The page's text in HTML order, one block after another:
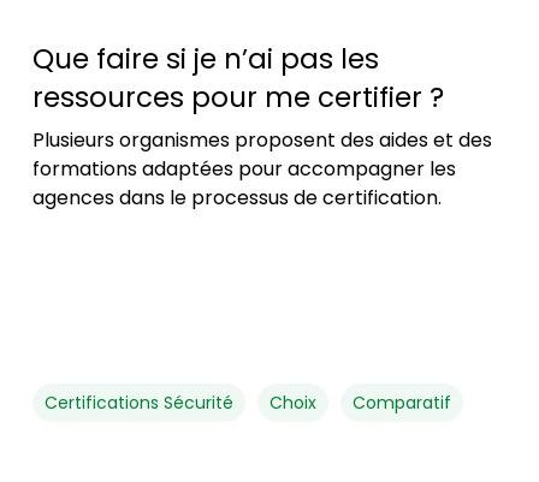
Que faire si je n’ai pas les
ressources pour me certifier ?
Plusieurs organismes proposent des aides et des
formations adaptées pour accompagner les
agences dans le processus de certification.
Certifications Sécurité Choix Comparatif